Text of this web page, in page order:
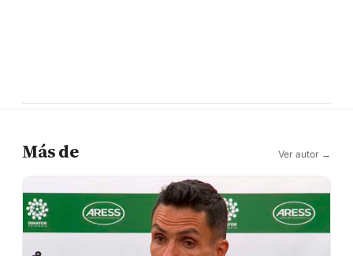
Más de Ver autor →